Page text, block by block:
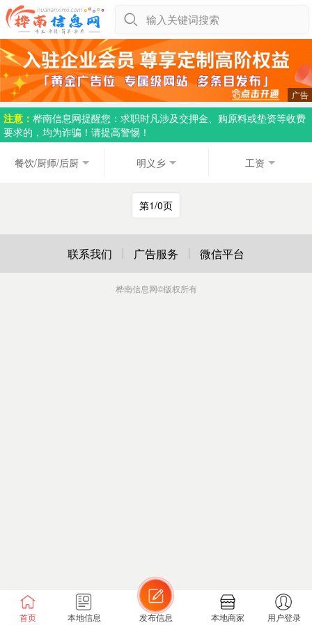
输入关键词搜索
注意： 桦南信息网提醒您：求职时凡涉及交押金、购原料或垫资等收费
要求的，均为诈骗！请提高警惕！
餐饮/厨师/后厨 明义乡 工资
第1/0页
首页 本地信息 发布信息 本地商家 用户登录
联系我们 广告服务 微信平台
桦南信息网©版权所有